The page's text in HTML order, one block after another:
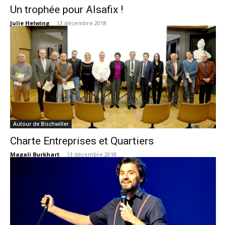
Un trophée pour Alsafix !
Julie Helwing - 13 décembre 2018
Autour de Bischwiller
Charte Entreprises et Quartiers
Magali Burkhart - 13 décembre 2018